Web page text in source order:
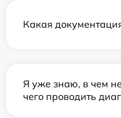
Какая
Я уже знаю, в чем
чего проводить